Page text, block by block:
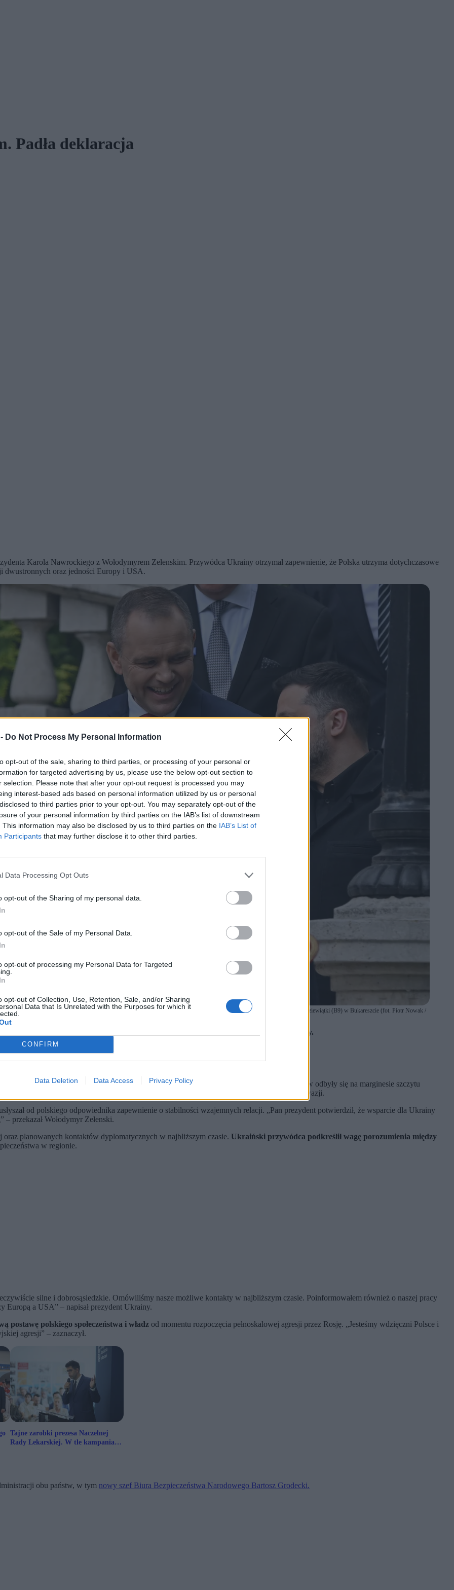
Do Not Process My Personal Information
opt-out of the sale, sharing to third parties, or processing of your personal or
for targeted advertising by us, please use the below opt-out section to
selection. Please note that after your opt-out request is processed you may
interest-based ads based on personal information utilized by us or personal
to third parties prior to your opt-out. You may separately opt-out of the
of your personal information by third parties on the IAB’s list of downstream
This information may also be disclosed by us to third parties on the IAB’s List of
Participants that may further disclose it to other third parties.
Data Processing Opt Outs
opt-out of the Sharing of my personal data.
opt-out of the Sale of my Personal Data.
opt-out of processing my Personal Data for Targeted
opt-out of Collection, Use, Retention, Sale, and/or Sharing
Data that Is Unrelated with the Purposes for which it
CONFIRM
Data Deletion Data Access Privacy Policy
Padła deklaracja
Karola Nawrockiego z Wołodymyrem Zełenskim. Przywódca Ukrainy otrzymał zapewnienie, że Polska utrzyma dotychczasowe
dwustronnych oraz jedności Europy i USA.
Wołodymyr Zełenski (P) i prezydent Litwy Gitanas Nauseda (L) po sesji plenarnej Szczytu Państw Bukaresztańskiej Dziewiątki (B9) w Bukareszcie (fot. Piotr Nowak /
Zełenskim. Podczas spotkania padło zapewnienie o dalszej pomocy dla Ukrainy.
Prezydenta RP opublikowała oficjalne zdjęcia z tego wydarzenia.
celem jest koordynacja działań obronnych wewnątrz Sojuszu.
Nawrockiego z prezydentem Ukrainy Wołodymyrem Zełenskim
. Rozmowy przywódców odbyły się na marginesie szczytu
w obliczu trwającej rosyjskiej inwazji.
od polskiego odpowiednika zapewnienie o stabilności wzajemnych relacji. „Pan prezydent potwierdził, że wsparcie dla Ukrainy
przekazał Wołodymyr Zełenski.
oraz planowanych kontaktów dyplomatycznych w najbliższym czasie. Ukraiński przywódca podkreślił wagę porozumienia między
w regionie.
silne i dobrosąsiedzkie. Omówiliśmy nasze możliwe kontakty w najbliższym czasie. Poinformowałem również o naszej pracy
Europą a USA” – napisał prezydent Ukrainy.
postawę polskiego społeczeństwa i władz od momentu rozpoczęcia pełnoskalowej agresji przez Rosję. „Jesteśmy wdzięczni Polsce i
agresji” – zaznaczył.
Tajne zarobki prezesa Naczelnej
Rady Lekarskiej. W tle kampania
obu państw, w tym nowy szef Biura Bezpieczeństwa Narodowego Bartosz Grodecki.